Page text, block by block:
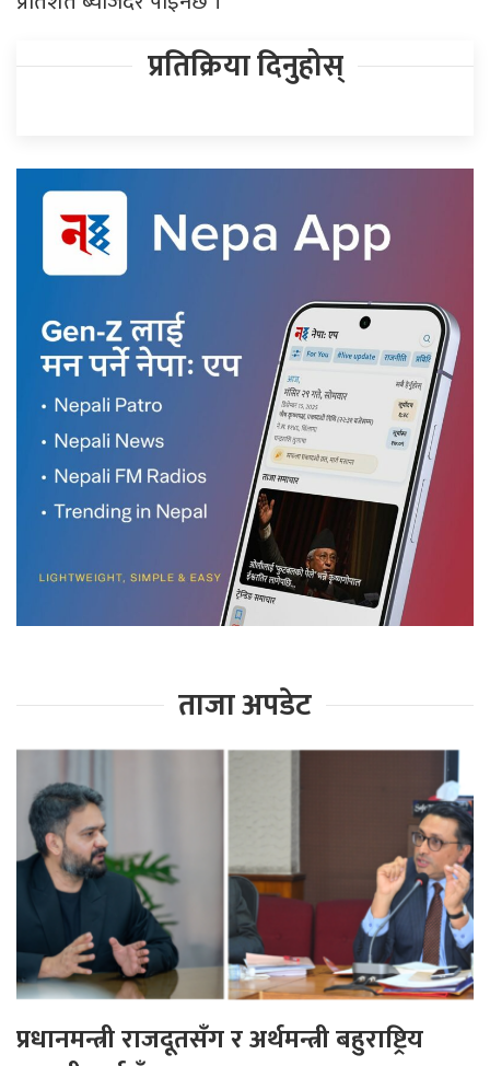
प्रतिक्रिया दिनुहोस्
ताजा अपडेट
प्रधानमन्त्री राजदूतसँग र अर्थमन्त्री बहुराष्ट्रिय